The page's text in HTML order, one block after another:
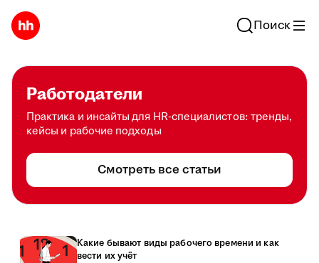
Поиск
Работодатели
Практика и инсайты для HR-специалистов: тренды,
кейсы и рабочие подходы
Смотреть все статьи
Какие бывают виды рабочего времени и как
вести их учёт